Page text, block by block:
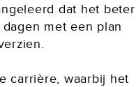
dat het beter
met een plan
carrière, waarbij het